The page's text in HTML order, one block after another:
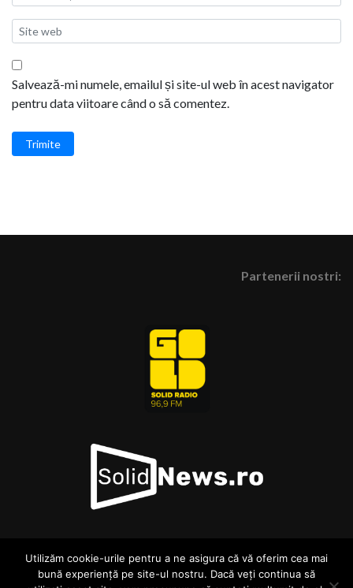
Salvează-mi numele, emailul și site-ul web în acest navigator
pentru data viitoare când o să comentez.
Trimite
Partenerii nostri:
© GoldTv.ro 2026 . Toate drepturile asupra materialelor si
continutului acestui site sunt rezervate.
Utilizăm cookie-urile pentru a ne asigura că vă oferim cea mai
bună experiență pe site-ul nostru. Dacă veți continua să